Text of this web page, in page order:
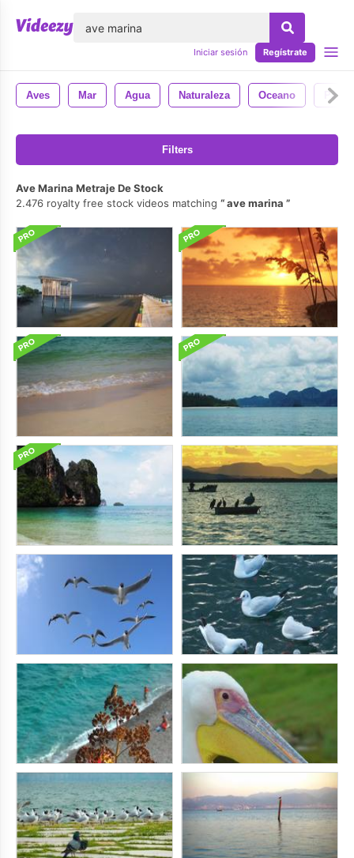
Iniciar sesión Regístrate
Aves Mar Agua Naturaleza Oceano
Filters
Ave Marina Metraje De Stock
2.476 royalty free stock videos matching
ave marina